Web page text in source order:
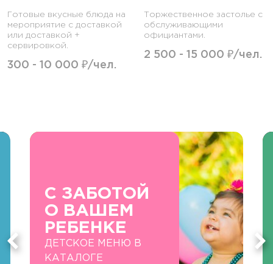
Готовые вкусные блюда на
мероприятие с доставкой
или доставкой +
сервировкой.
300 - 10 000 ₽/чел.
Торжественное застолье с
обслуживающими
официантами.
2 500 - 15 000 ₽/чел.
С ЗАБОТОЙ
О ВАШЕМ
РЕБЕНКЕ
ДЕТСКОЕ МЕНЮ В
КАТАЛОГЕ